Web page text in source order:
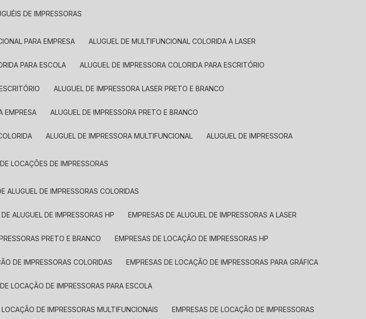
DE IMPRESSORAS
PARA EMPRESA ALUGUEL DE MULTIFUNCIONAL COLORIDA A LASER
PARA ESCOLA ALUGUEL DE IMPRESSORA COLORIDA PARA ESCRITÓRIO
ALUGUEL DE IMPRESSORA LASER PRETO E BRANCO
EMPRESA ALUGUEL DE IMPRESSORA PRETO E BRANCO
ALUGUEL DE IMPRESSORA MULTIFUNCIONAL ALUGUEL DE IMPRESSORA
DE LOCAÇÕES DE IMPRESSORAS
ALUGUEL DE IMPRESSORAS COLORIDAS
DE ALUGUEL DE IMPRESSORAS HP EMPRESAS DE ALUGUEL DE IMPRESSORAS A LASER
PRETO E BRANCO EMPRESAS DE LOCAÇÃO DE IMPRESSORAS HP
DE IMPRESSORAS COLORIDAS EMPRESAS DE LOCAÇÃO DE IMPRESSORAS PARA GRÁFICA
DE LOCAÇÃO DE IMPRESSORAS PARA ESCOLA
LOCAÇÃO DE IMPRESSORAS MULTIFUNCIONAIS EMPRESAS DE LOCAÇÃO DE IMPRESSORAS